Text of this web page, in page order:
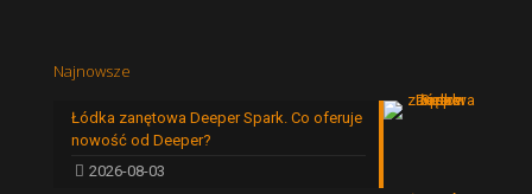
Najnowsze
Łódka zanętowa Deeper Spark. Co oferuje
nowość od Deeper?
2026-08-03